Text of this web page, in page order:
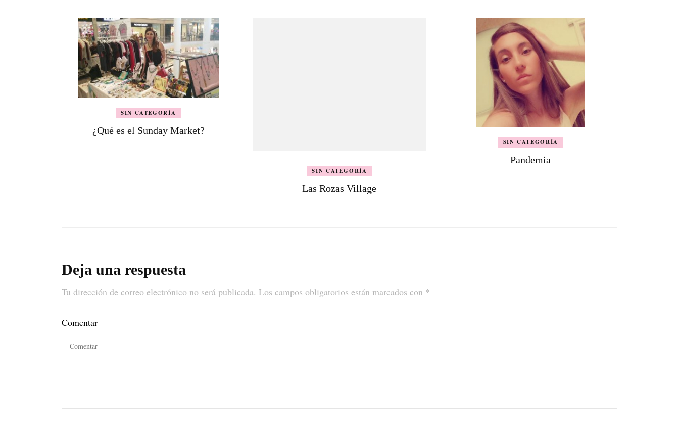
SIN CATEGORÍA
¿Qué es el Sunday Market?
SIN CATEGORÍA
Las Rozas Village
SIN CATEGORÍA
Pandemia
Deja una respuesta
Tu dirección de correo electrónico no será publicada. Los campos obligatorios están marcados con *
Comentar